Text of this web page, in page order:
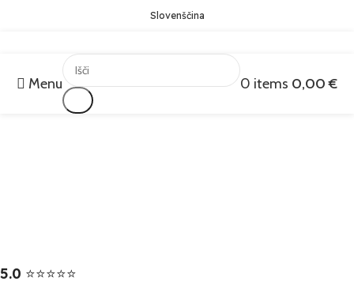
Slovenščina
Menu
0 items 0,00€
5.0 ⭐⭐⭐⭐⭐